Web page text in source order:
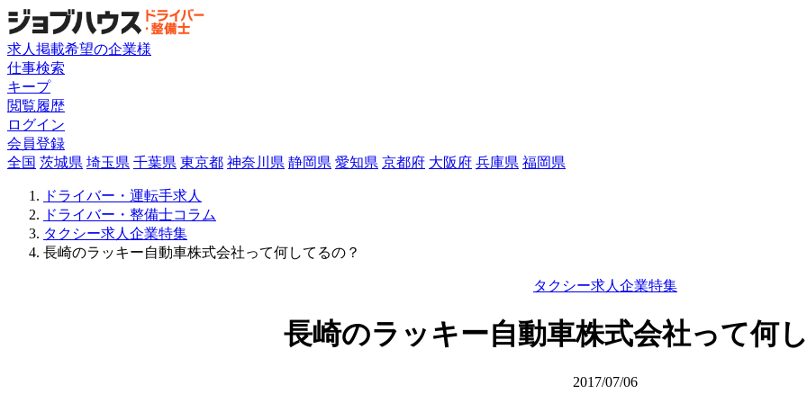
求人掲載希望の企業様
仕事検索
キープ
閲覧履歴
ログイン
会員登録
全国 茨城県 埼玉県 千葉県 東京都 神奈川県 静岡県 愛知県 京都府 大阪府 兵庫県 福岡県
ドライバー・運転手求人
ドライバー・整備士コラム
タクシー求人企業特集
長崎のラッキー自動車株式会社って何してるの？
タクシー求人企業特集
長崎のラッキー自動車株式会社って何
2017/07/06